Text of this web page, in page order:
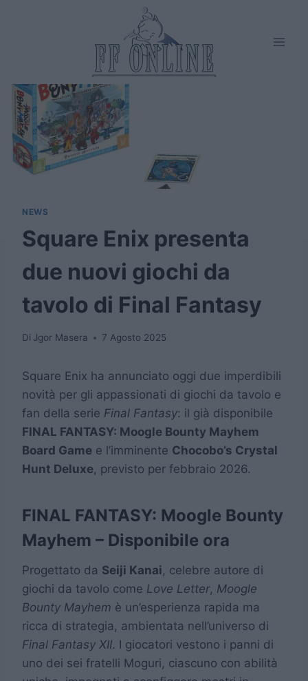
NEWS
Square Enix presenta
due nuovi giochi da
tavolo di Final Fantasy
Di Jgor Masera 7 Agosto 2025
Square Enix ha annunciato oggi due imperdibili
novità per gli appassionati di giochi da tavolo e
fan della serie Final Fantasy: il già disponibile
FINAL FANTASY: Moogle Bounty Mayhem
Board Game e l’imminente Chocobo’s Crystal
Hunt Deluxe, previsto per febbraio 2026.
FINAL FANTASY: Moogle Bounty
Mayhem – Disponibile ora
Progettato da Seiji Kanai, celebre autore di
giochi da tavolo come Love Letter, Moogle
Bounty Mayhem è un’esperienza rapida ma
ricca di strategia, ambientata nell’universo di
Final Fantasy XII. I giocatori vestono i panni di
uno dei sei fratelli Moguri, ciascuno con abilità